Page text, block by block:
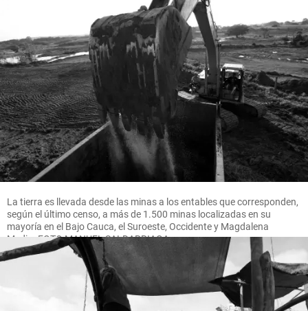
La tierra es llevada desde las minas a los entables que corresponden,
según el último censo, a más de 1.500 minas localizadas en su
mayoría en el Bajo Cauca, el Suroeste, Occidente y Magdalena
Medio. FOTO MANUEL SALDARRIAGA